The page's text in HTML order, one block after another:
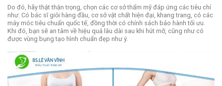
Do đó, hãy thật thận trọng, chọn các cơ sở thẩm mỹ đáp ứng các tiêu chí
như: Có bác sĩ giỏi hàng đầu, cơ sở vật chất hiện đại, khang trang, có các
máy móc tiêu chuẩn quốc tế, đồng thời có chính sách bảo hành tối ưu.
Khi đó, bạn sẽ an tâm về hiệu quả lâu dài sau khi hút mỡ, cũng như có
được vùng bụng tạo hình chuẩn đẹp như ý.